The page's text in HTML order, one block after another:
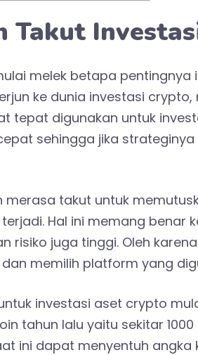
Takut
melek betapa pentingnya
ke dunia investasi
tepat digunakan untuk
sehingga jika
takut untuk
Hal ini memang benar
risiko juga tinggi. Oleh
memilih platform yang
investasi aset crypto
tahun lalu yaitu sekitar 1000
ini dapat menyentuh angka